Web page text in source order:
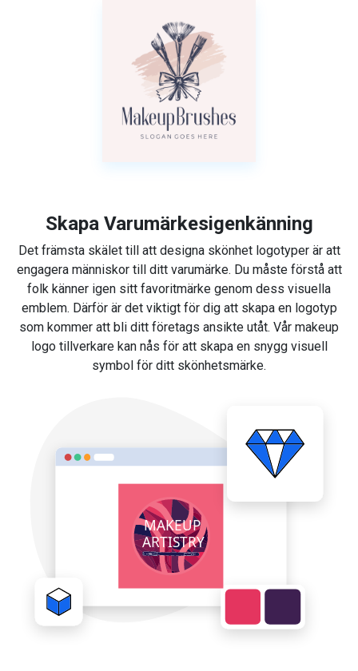
Skapa Varumärkesigenkänning
Det främsta skälet till att designa skönhet logotyper är att
engagera människor till ditt varumärke. Du måste förstå att
folk känner igen sitt favoritmärke genom dess visuella
emblem. Därför är det viktigt för dig att skapa en logotyp
som kommer att bli ditt företags ansikte utåt. Vår makeup
logo tillverkare kan nås för att skapa en snygg visuell
symbol för ditt skönhetsmärke.